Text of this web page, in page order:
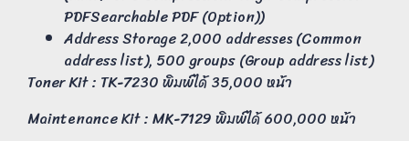
PDFSearchable PDF (Option))
Address Storage 2,000 addresses (Common
address list), 500 groups (Group address list)
Toner Kit : TK-7230 พิมพ์ได้ 35,000 หน้า
Maintenance Kit : MK-7129 พิมพ์ได้ 600,000 หน้า